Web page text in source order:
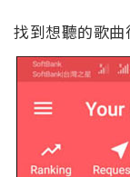
找到想聽的歌曲